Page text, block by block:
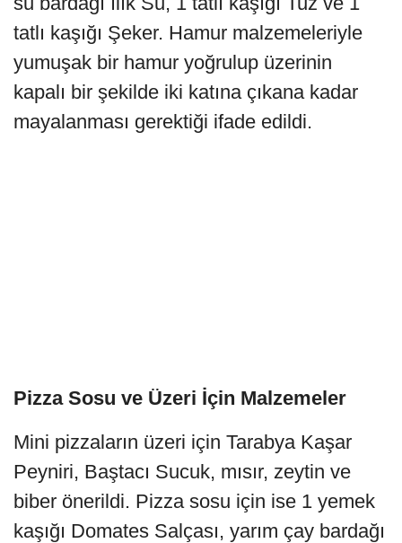
tatlı kaşığı Şeker. Hamur malzemeleriyle
yumuşak bir hamur yoğrulup üzerinin
kapalı bir şekilde iki katına çıkana kadar
mayalanması gerektiği ifade edildi.
Pizza Sosu ve Üzeri İçin Malzemeler
Mini pizzaların üzeri için Tarabya Kaşar
Peyniri, Baştacı Sucuk, mısır, zeytin ve
biber önerildi. Pizza sosu için ise 1 yemek
kaşığı Domates Salçası, yarım çay bardağı